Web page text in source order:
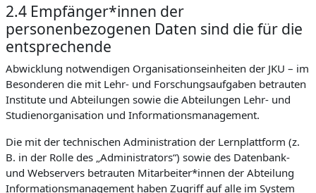
2.4 Empfänger*innen der
personenbezogenen Daten sind die für die
entsprechende
Abwicklung notwendigen Organisationseinheiten der JKU – im
Besonderen die mit Lehr- und Forschungsaufgaben betrauten
Institute und Abteilungen sowie die Abteilungen Lehr- und
Studienorganisation und Informationsmanagement.
Die mit der technischen Administration der Lernplattform (z.
B. in der Rolle des „Administrators“) sowie des Datenbank-
und Webservers betrauten Mitarbeiter*innen der Abteilung
Informationsmanagement haben Zugriff auf alle im System